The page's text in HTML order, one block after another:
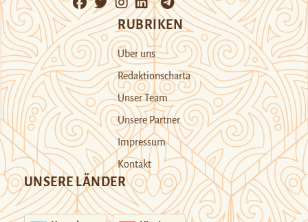
RUBRIKEN
Über uns
Redaktionscharta
Unser Team
Unsere Partner
Impressum
Kontakt
UNSERE LÄNDER